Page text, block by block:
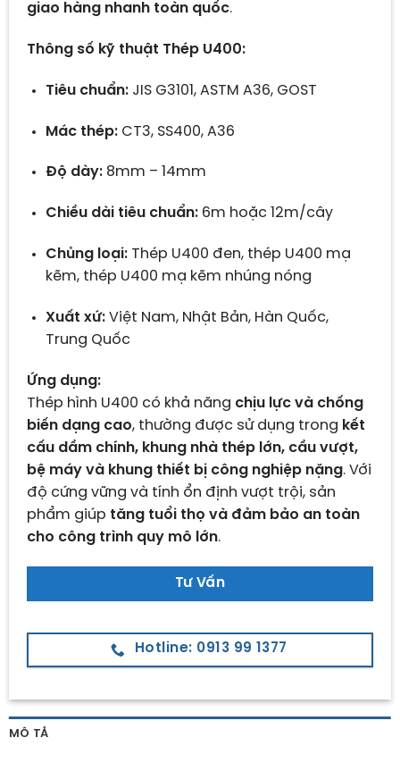
giao hàng nhanh toàn quốc.
Thông số kỹ thuật Thép U400:
Tiêu chuẩn:JIS G3101, ASTM A36, GOST
Mác thép:CT3, SS400, A36
Độ dày:8mm – 14mm
Chiều dài tiêu chuẩn:6m hoặc 12m/cây
Chủng loại:Thép U400 đen, thép U400 mạ
kẽm, thép U400 mạ kẽm nhúng nóng
Xuất xứ:Việt Nam, Nhật Bản, Hàn Quốc,
Trung Quốc
Ứng dụng:
Thép hình U400 có khả năng chịu lực và chống
biến dạng cao, thường được sử dụng trong kết
cấu dầm chính, khung nhà thép lớn, cầu vượt,
bệ máy và khung thiết bị công nghiệp nặng. Với
độ cứng vững và tính ổn định vượt trội, sản
phẩm giúp tăng tuổi thọ và đảm bảo an toàn
cho công trình quy mô lớn.
Tư Vấn
Hotline: 0913 99 1377
MÔ TẢ